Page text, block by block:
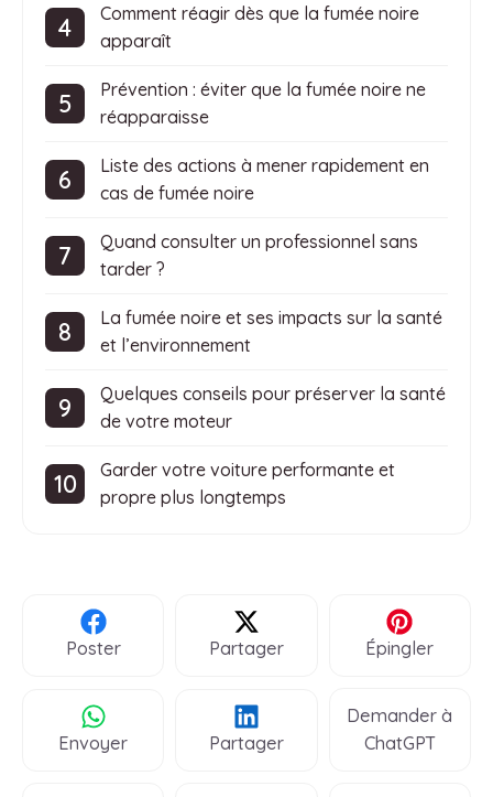
Comment réagir dès que la fumée noire
apparaît
Prévention : éviter que la fumée noire ne
réapparaisse
Liste des actions à mener rapidement en
cas de fumée noire
Quand consulter un professionnel sans
tarder ?
La fumée noire et ses impacts sur la santé
et l’environnement
Quelques conseils pour préserver la santé
de votre moteur
Garder votre voiture performante et
propre plus longtemps
Poster Partager Épingler
Envoyer Partager
Demander à
ChatGPT